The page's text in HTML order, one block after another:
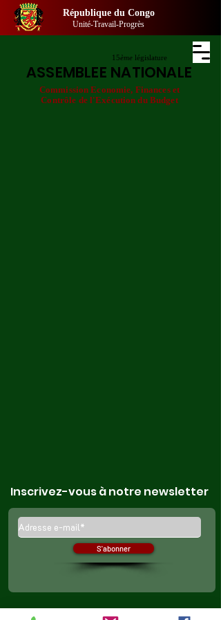
République du Congo
Unité-Travail-Progrès
15èmelégislature
Commission Economie, Finances et
Contrôle de l'Exécution du Budget
ASSEMBLEE NATIONALE
Inscrivez-vous à notre newsletter
S'abonner